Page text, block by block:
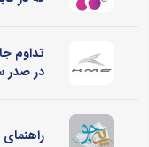
تداوم
در صدر
راهنمای